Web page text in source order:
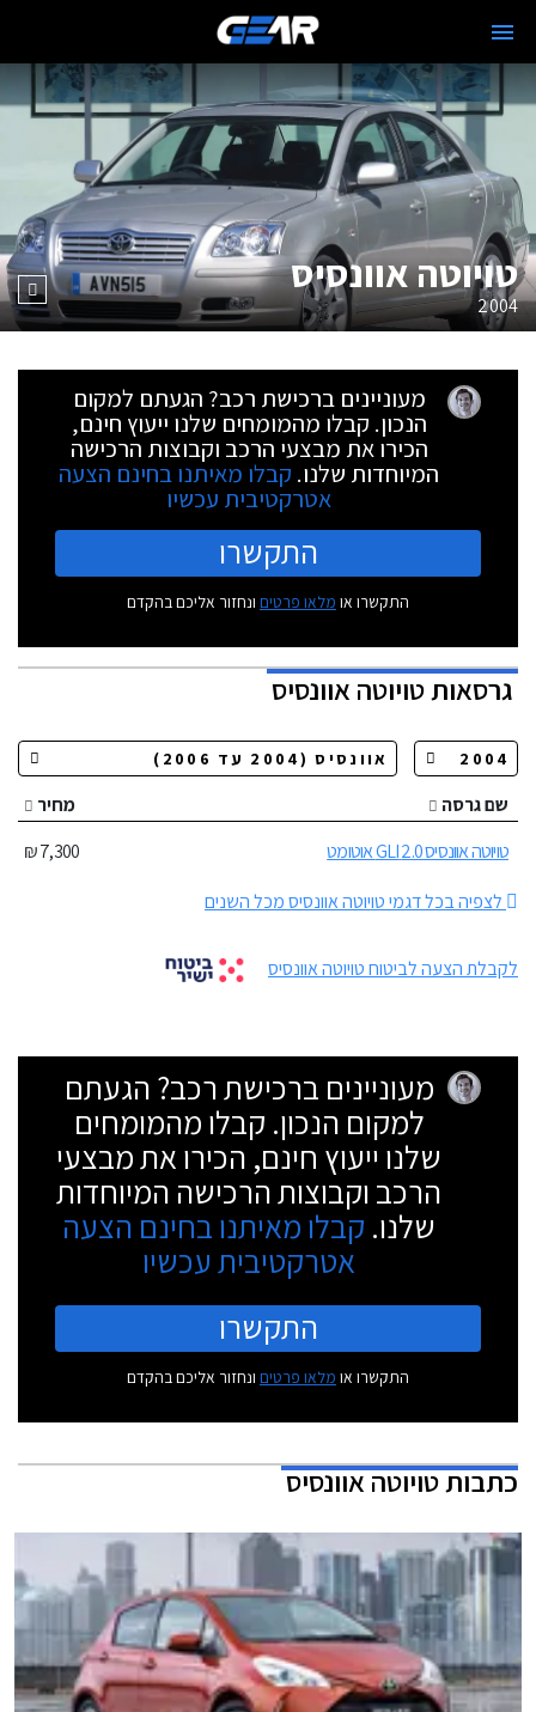
טויוטה אוונסיס
2004
מעוניינים ברכישת רכב? הגעתם למקום
הנכון. קבלו מהמומחים שלנו ייעוץ חינם,
הכירו את מבצעי הרכב וקבוצות הרכישה
המיוחדות שלנו. קבלו מאיתנו בחינם הצעה
אטרקטיבית עכשיו
התקשרו
התקשרו או מלאו פרטים ונחזור אליכם בהקדם
גרסאותטויוטה אוונסיס
שם גרסה
מחיר
טויוטה אוונסיס 2.0 GLI אוטומט
7,300 ₪
לצפיה בכל דגמי טויוטה אוונסיס מכל השנים
לקבלת הצעה לביטוח טויוטה אוונסיס
מעוניינים ברכישת רכב? הגעתם
למקום הנכון. קבלו מהמומחים
שלנו ייעוץ חינם, הכירו את מבצעי
הרכב וקבוצות הרכישה המיוחדות
שלנו. קבלו מאיתנו בחינם הצעה
אטרקטיבית עכשיו
התקשרו
התקשרו או מלאו פרטים ונחזור אליכם בהקדם
כתבותטויוטה אוונסיס